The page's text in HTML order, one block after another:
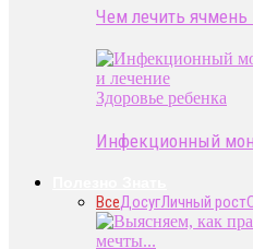
Чем лечить ячмень
Здоровье ребенка
Инфекционный
ВсеДосугЛичный рост